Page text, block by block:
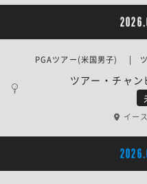
ツアー・チャ
PGAツアー(米国男子) | ツ
イー